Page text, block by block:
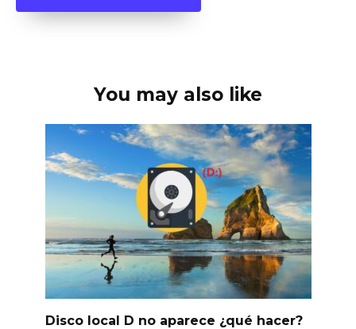
You may also like
Disco local D no aparece ¿qué hacer?